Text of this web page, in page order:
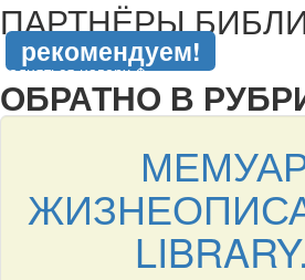
ПАРТНЁРЫ
рекомендуем!
подняться наверх ↑
ОБРАТНО В